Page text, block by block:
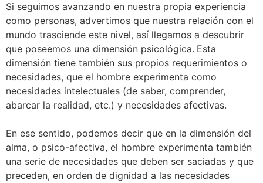
Si seguimos avanzando en nuestra propia experiencia
como personas, advertimos que nuestra relación con el
mundo trasciende este nivel, así llegamos a descubrir
que poseemos una dimensión psicológica. Esta
dimensión tiene también sus propios requerimientos o
necesidades, que el hombre experimenta como
necesidades intelectuales (de saber, comprender,
abarcar la realidad, etc.) y necesidades afectivas.
En ese sentido, podemos decir que en la dimensión del
alma, o psico-afectiva, el hombre experimenta también
una serie de necesidades que deben ser saciadas y que
preceden, en orden de dignidad a las necesidades